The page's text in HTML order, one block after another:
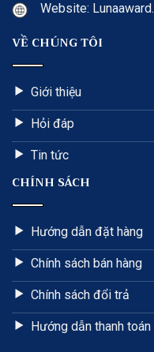
Website:
VỀ CHÚNG TÔI
Giới thiệu
Hỏi đáp
Tin tức
CHÍNH SÁCH
Hướng dẫn đặt hàng
Chính sách bán hàng
Chính sách đổi trả
Hướng dẫn thanh toán